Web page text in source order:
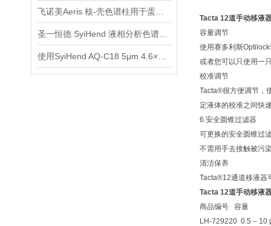
Tacta 12道手动移液
容量调节
使用赛多利斯
或者您可以只使用一
校准调节
Tacta®很方便调节，
定液体的校准之间快
6.安全圆锥过滤器
可更换的安全圆锥过
不需用手去接触被污
清洁保养
Tacta®12通道移液器
Tacta 12道手动移液
商品编号 容量
LH-729220 0.5 – 10